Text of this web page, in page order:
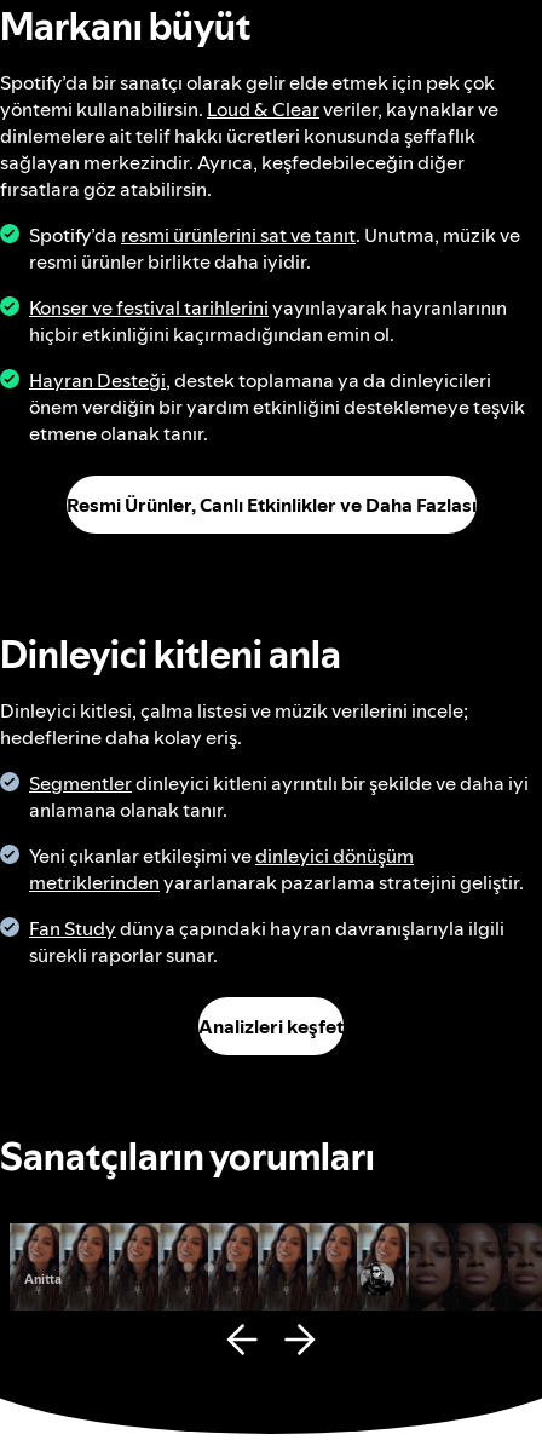
Markanı büyüt
Spotify’da bir sanatçı olarak gelir elde etmek için pek çok
yöntemi kullanabilirsin. Loud & Clearveriler, kaynaklar ve
dinlemelere ait telif hakkı ücretleri konusunda şeffaflık
sağlayan merkezindir. Ayrıca, keşfedebileceğin diğer
fırsatlara göz atabilirsin.
Spotify’da resmi ürünlerini sat ve tanıt. Unutma, müzik ve
resmi ürünler birlikte daha iyidir.
Konser ve festival tarihleriniyayınlayarak hayranlarının
hiçbir etkinliğini kaçırmadığından emin ol.
Hayran Desteği, destek toplamana ya da dinleyicileri
önem verdiğin bir yardım etkinliğini desteklemeye teşvik
etmene olanak tanır.
Resmi Ürünler, Canlı Etkinlikler ve Daha Fazlası
Dinleyici kitleni anla
Dinleyici kitlesi, çalma listesi ve müzik verilerini incele;
hedeflerine daha kolay eriş.
Segmentlerdinleyici kitleni ayrıntılı bir şekilde ve daha iyi
anlamana olanak tanır.
Yeni çıkanlar etkileşimi vedinleyici dönüşüm
metriklerindenyararlanarak pazarlama stratejini geliştir.
Fan Studydünya çapındaki hayran davranışlarıyla ilgili
sürekli raporlar sunar.
Analizleri keşfet
Sanatçıların yorumları
Anitta Fana Hues